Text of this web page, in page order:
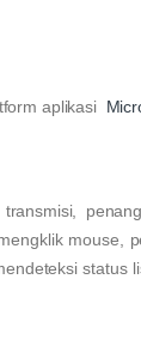
aplikasi
mouse,
status